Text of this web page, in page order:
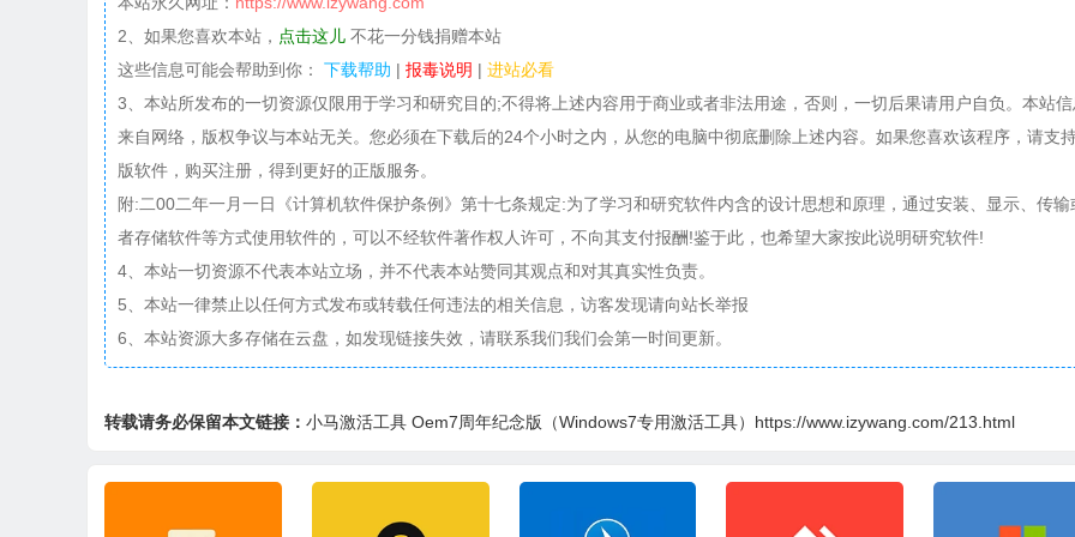
2、如果您喜欢本站， 点击这儿 不花一分钱捐赠本站
这些信息可能会帮助到你：
下载帮助 | 报毒说明 | 进站必看
3、本站所发布的一切资源仅限用于学习和研究目的;不得将上述内容用于商业或者非法用途，否则，一切后果请用户自负。本站信
来自网络，版权争议与本站无关。您必须在下载后的24个小时之内，从您的电脑中彻底删除上述内容。如果您喜欢该程序，请支
版软件，购买注册，得到更好的正版服务。
附:二00二年一月一日《计算机软件保护条例》第十七条规定:为了学习和研究软件内含的设计思想和原理，通过安装、显示、传输
者存储软件等方式使用软件的，可以不经软件著作权人许可，不向其支付报酬!鉴于此，也希望大家按此说明研究软件!
4、本站一切资源不代表本站立场，并不代表本站赞同其观点和对其真实性负责。
5、本站一律禁止以任何方式发布或转载任何违法的相关信息，访客发现请向站长举报
6、本站资源大多存储在云盘，如发现链接失效，请联系我们我们会第一时间更新。
转载请务必保留本文链接： 小马激活工具 Oem7周年纪念版（Windows7专用激活工具）https://www.izywang.com/213.html